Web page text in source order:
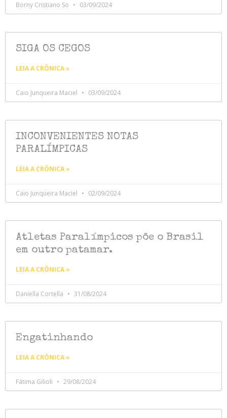
Borny Cristiano So 03/09/2024
SIGA OS CEGOS
LEIA A CRÔNICA »
Caio Junqueira Maciel 03/09/2024
INCONVENIENTES NOTAS
PARALÍMPICAS
LEIA A CRÔNICA »
Caio Junqueira Maciel 02/09/2024
Atletas Paralímpicos põe o Brasil
em outro patamar.
LEIA A CRÔNICA »
Daniella Cortella 31/08/2024
Engatinhando
LEIA A CRÔNICA »
Fátima Gilioli 29/08/2024